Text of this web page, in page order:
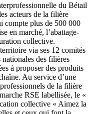
du Bétail
acteurs de la filière
compte plus de 500 000
en marché, l’abattage-
collective.
via ses 12 comités
des filières
à proposer des produits
Au service d’une
de la filière
RSE labellisée, le «
collective « Aimez la